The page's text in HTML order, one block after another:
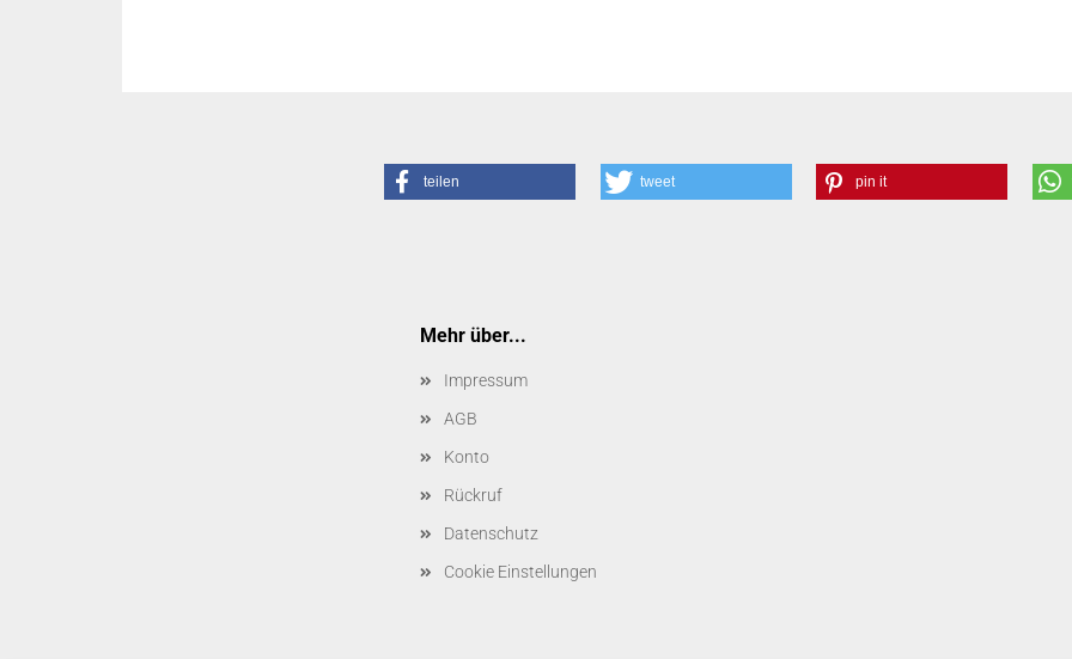
teilen tweet pin it
Mehr über...
Impressum
AGB
Konto
Rückruf
Datenschutz
Cookie Einstellungen